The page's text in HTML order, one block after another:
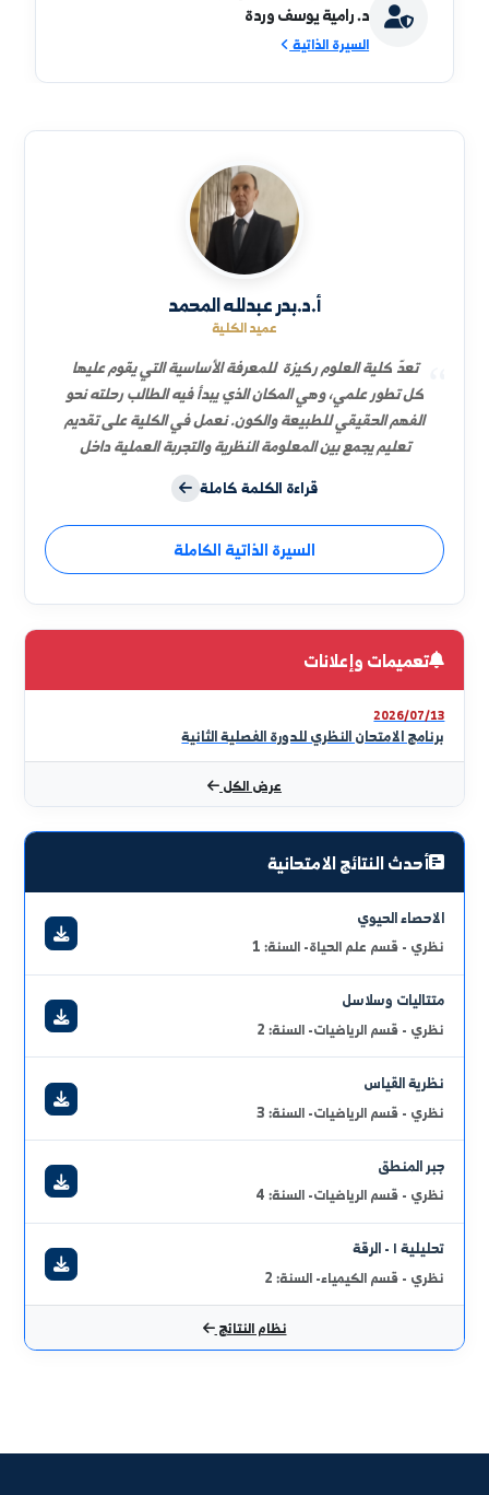
نائب العميد للشؤون العلمية
نائب العميد للشؤون الإدارية
أ.د.بدر عبدلله المحمد
عميد الكلية
تعدّ كلية العلوم ركيزة للمعرفة الأساسية التي يقوم عليها
كل تطور علمي، وهي المكان الذي يبدأ فيه الطالب رحلته نحو
الفهم الحقيقي للطبيعة والكون. نعمل في الكلية على تقديم
تعليم يجمع بين المعلومة النظرية والتجربة العملية داخل
المختبرات، لنمنح الطالب مهارات التفكير والتحليل وحل
المشكلات. وتشارك الكلية بفاعلية في خدمة المجتمع عبر
البحوث العلمية التي يقدمها الأساتذة والطلاب. هدفنا تخريج
كوادر تمتلك القدرة على الإبداع، وتكون قادرة على مواكبة
متطلبات العصر والمساهمة في بناء المستقبل العلمي. والله
ولي التوفيق
قراءة الكلمة كاملة
السيرة الذاتية الكاملة
تعميمات وإعلانات
2026/07/
الامتحان النظري للدورة الفصلية الثانية
عرض الكل
أحدث النتائج الامتحانية
الحيوي